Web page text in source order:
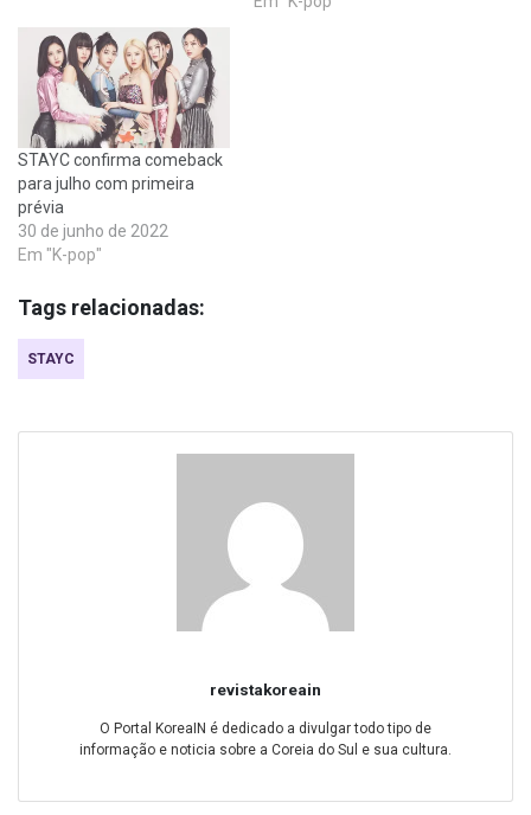
STAYC confirma comeback
para julho com primeira
prévia
30 de junho de 2022
Em "K-pop"
Tags relacionadas:
STAYC
revistakoreain
O Portal KoreaIN é dedicado a divulgar todo tipo de
informação e noticia sobre a Coreia do Sul e sua cultura.